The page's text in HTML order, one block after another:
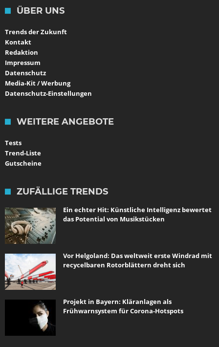
ÜBER UNS
Trends der Zukunft
Kontakt
Redaktion
Impressum
Datenschutz
Media-Kit / Werbung
Datenschutz-Einstellungen
WEITERE ANGEBOTE
Tests
Trend-Liste
Gutscheine
ZUFÄLLIGE TRENDS
Ein echter Hit: Künstliche Intelligenz bewertet
das Potential von Musikstücken
Vor Helgoland: Das weltweit erste Windrad mit
recycelbaren Rotorblättern dreht sich
Projekt in Bayern: Kläranlagen als
Frühwarnsystem für Corona-Hotspots